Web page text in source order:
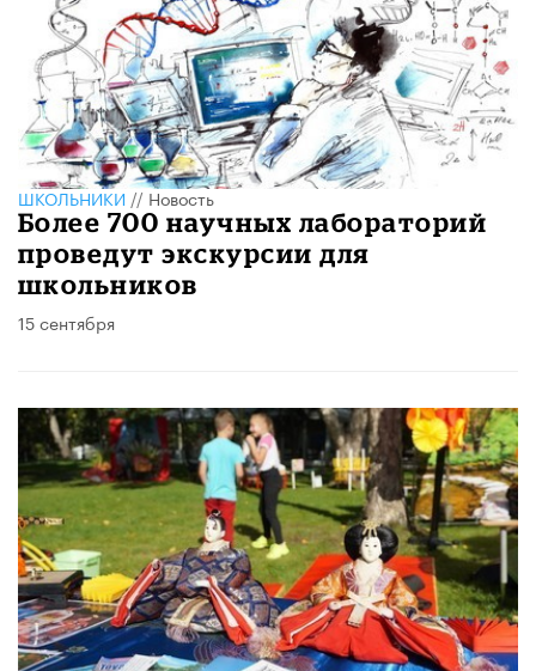
ШКОЛЬНИКИ // Новость
Более 700 научных лабораторий
проведут экскурсии для
школьников
15 сентября